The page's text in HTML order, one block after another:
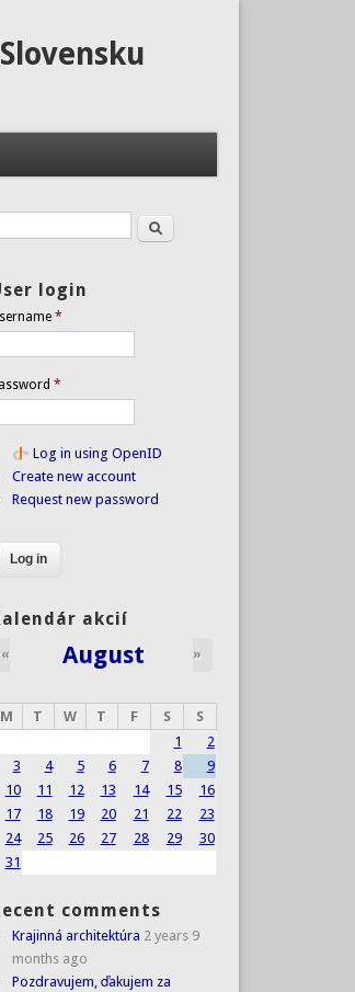
formSearch
login
*
*
Log in using OpenID
Create new account
Request new password
akcií
August
« »
M T W T F S
S
1
2
3
4 5 6 7 8
9
10
11 12 13 14 15
16
17
18 19 20 21 22
23
24
25 26 27 28 29
30
31
comments
Krajinná architektúra 2 years 9
months ago
Pozdravujem, ďakujem za